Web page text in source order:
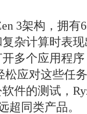
3架构，拥
杂计算时表
多个应用程
松应对这些任
件的测试，
超同类产品。